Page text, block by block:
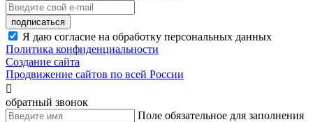
подписаться
Я даю согласие на обработку персональных данных
Политика конфиденциальности
Создание сайта
Продвижение сайтов по всей России

обратный звонок
Поле обязательное для заполнения